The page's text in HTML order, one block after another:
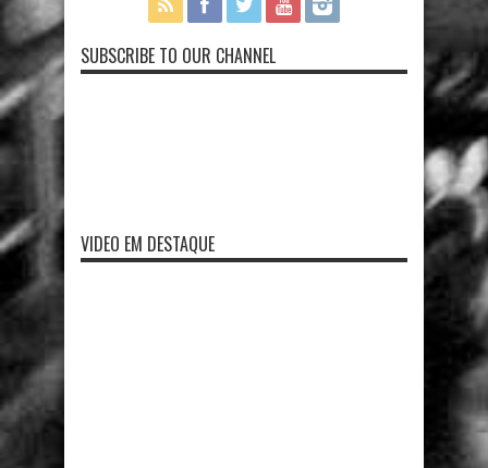
SUBSCRIBE TO OUR CHANNEL
VIDEO EM DESTAQUE